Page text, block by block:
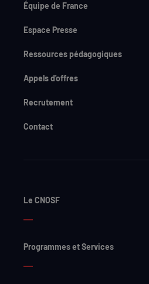
Équipe de France
Espace Presse
Ressources pédagogiques
Appels d'offres
Recrutement
Contact
Le CNOSF
Programmes et Services